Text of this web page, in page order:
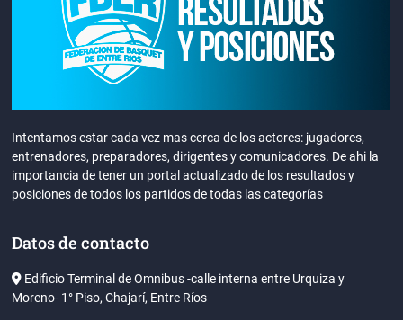
Intentamos estar cada vez mas cerca de los actores: jugadores,
entrenadores, preparadores, dirigentes y comunicadores. De ahi la
importancia de tener un portal actualizado de los resultados y
posiciones de todos los partidos de todas las categorías
Datos de contacto
Edificio Terminal de Omnibus -calle interna entre Urquiza y
Moreno- 1° Piso, Chajarí, Entre Ríos